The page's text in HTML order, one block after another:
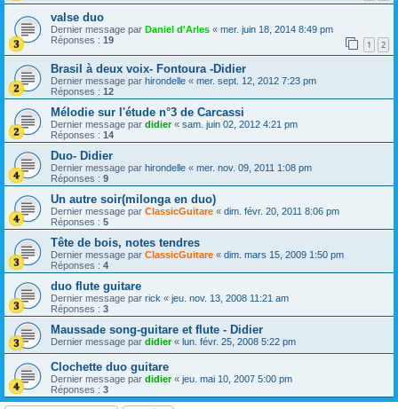
valse duo
Dernier message par Daniel d'Arles « mer. juin 18, 2014 8:49 pm
Réponses : 19 1 2
Brasil à deux voix- Fontoura -Didier
Dernier message par hirondelle « mer. sept. 12, 2012 7:23 pm
Réponses : 12
Mélodie sur l'étude n°3 de Carcassi
Dernier message par didier« sam. juin 02, 2012 4:21 pm
Réponses : 14
Duo- Didier
Dernier message par hirondelle « mer. nov. 09, 2011 1:08 pm
Réponses : 9
Un autre soir(milonga en duo)
Dernier message par ClassicGuitare « dim. févr. 20, 2011 8:06 pm
Réponses : 5
Tête de bois, notes tendres
Dernier message par ClassicGuitare « dim. mars 15, 2009 1:50 pm
Réponses : 4
duo flute guitare
Dernier message par rick « jeu. nov. 13, 2008 11:21 am
Réponses : 3
Maussade song-guitare et flute - Didier
Dernier message par didier« lun. févr. 25, 2008 5:22 pm
Clochette duo guitare
Dernier message par didier« jeu. mai 10, 2007 5:00 pm
Réponses : 3